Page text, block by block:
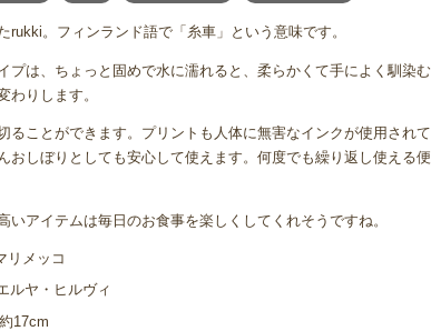
rukki。フィンランド語で「糸車」という意味です。
プは、ちょっと固めで水に濡れると、柔らかくて手によく馴染む
わりします。
ることができます。プリントも人体に無害なインクが使用されて
おしぼりとしても安心して使えます。何度でも繰り返し使える便
いアイテムは毎日のお食事を楽しくしてくれそうですね。
リメッコ
ルヤ・ヒルヴィ
17cm